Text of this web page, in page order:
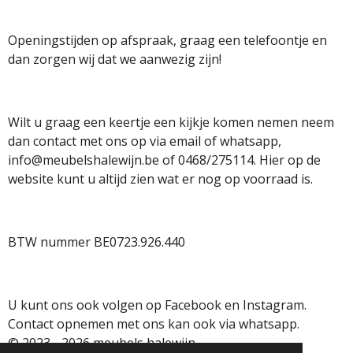
Openingstijden op afspraak, graag een telefoontje en
dan zorgen wij dat we aanwezig zijn!
Wilt u graag een keertje een kijkje komen nemen neem
dan contact met ons op via email of whatsapp,
info@meubelshalewijn.be of 0468/275114. Hier op de
website kunt u altijd zien wat er nog op voorraad is.
BTW nummer BE0723.926.440
U kunt ons ook volgen op Facebook en Instagram.
Contact opnemen met ons kan ook via whatsapp.
© 2023 - 2026 meubels halewijn